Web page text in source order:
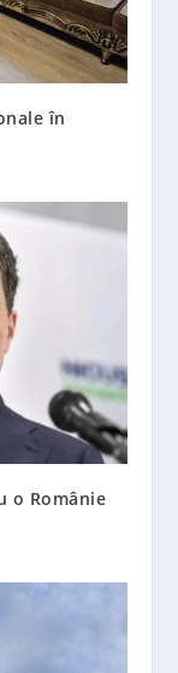
în
o Românie